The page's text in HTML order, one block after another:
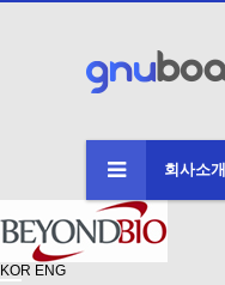
회사소개
KOR ENG